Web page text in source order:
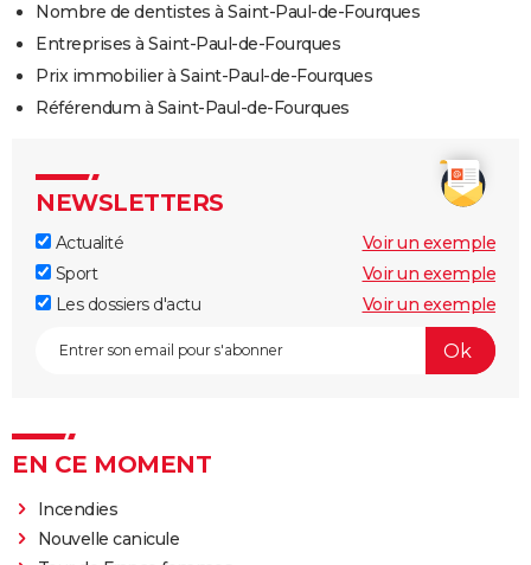
Nombre de dentistes à Saint-Paul-de-Fourques
Entreprises à Saint-Paul-de-Fourques
Prix immobilier à Saint-Paul-de-Fourques
Référendum à Saint-Paul-de-Fourques
NEWSLETTERS
Actualité
Voir un exemple
Sport
Voir un exemple
Les dossiers d'actu
Voir un exemple
EN CE MOMENT
Incendies
Nouvelle canicule